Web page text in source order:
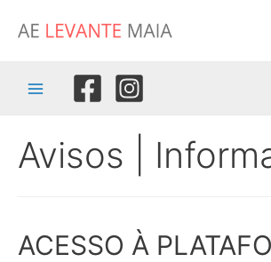
Menu
Avisos |
ACESSO À